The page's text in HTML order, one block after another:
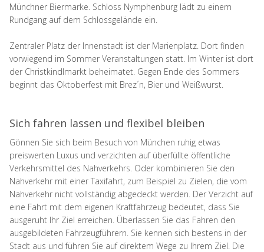
Münchner Biermarke. Schloss Nymphenburg lädt zu einem
Rundgang auf dem Schlossgelände ein.
Zentraler Platz der Innenstadt ist der Marienplatz. Dort finden
vorwiegend im Sommer Veranstaltungen statt. Im Winter ist dort
der Christkindlmarkt beheimatet. Gegen Ende des Sommers
beginnt das Oktoberfest mit Brez´n, Bier und Weißwurst.
Sich fahren lassen und flexibel bleiben
Gönnen Sie sich beim Besuch von München ruhig etwas
preiswerten Luxus und verzichten auf überfüllte öffentliche
Verkehrsmittel des Nahverkehrs. Oder kombinieren Sie den
Nahverkehr mit einer Taxifahrt, zum Beispiel zu Zielen, die vom
Nahverkehr nicht vollständig abgedeckt werden. Der Verzicht auf
eine Fahrt mit dem eigenen Kraftfahrzeug bedeutet, dass Sie
ausgeruht Ihr Ziel erreichen. Überlassen Sie das Fahren den
ausgebildeten Fahrzeugführern. Sie kennen sich bestens in der
Stadt aus und führen Sie auf direktem Wege zu Ihrem Ziel. Die